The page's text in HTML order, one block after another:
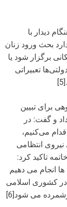
دیدار با
بحث ورود زنان
برگزار شود یا
تعبیراتی
برای تبیین
و گفت: در
می‌کنیم،
انتظامی
تاکید کرد:
انجام می دهیم
کشوری اسلامی
می شود[6]